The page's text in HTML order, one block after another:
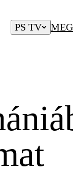
PS TV